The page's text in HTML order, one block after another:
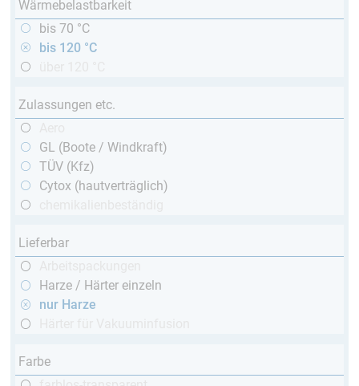
Wärmebelastbarkeit
bis 70 °C
bis 120 °C
Zulassungen etc.
GL (Boote / Windkraft)
TÜV (Kfz)
Cytox (hautverträglich)
Lieferbar
Harze / Härter einzeln
nur Harze
Farbe